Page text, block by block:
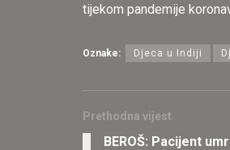
tijekom pandemije
Oznake: Djeca u Indiji
Prethodna vijest
BEROŠ: Pacijent